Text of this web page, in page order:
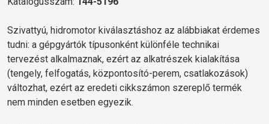
Szivattyú, hidromotor kiválasztáshoz az alábbiakat érdemes
tudni: a gépgyártók típusonként különféle technikai
tervezést alkalmaznak, ezért az alkatrészek kialakítása
(tengely, felfogatás, központosító-perem, csatlakozások)
változhat, ezért az eredeti cikkszámon szereplő termék
nem minden esetben egyezik.